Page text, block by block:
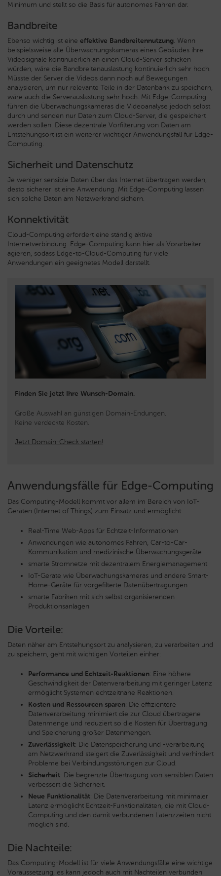
Minimum und stellt so die Basis für autonomes Fahren dar.
Bandbreite
Ebenso wichtig ist eine effektive Bandbreitennutzung. Wenn
beispielsweise alle Überwachungskameras eines Gebäudes ihre
Videosignale kontinuierlich an einen Cloud-Server schicken
würden, wäre die Bandbreitenauslastung kontinuierlich sehr hoch.
Müsste der Server die Videos dann noch auf Bewegungen
analysieren, um nur relevante Teile in der Datenbank zu speichern,
wäre auch die Serverauslastung sehr hoch. Mit Edge-Computing
führen die Überwachungskameras die Videoanalyse jedoch selbst
durch und senden nur Daten zum Cloud-Server, die gespeichert
werden sollen. Diese dezentrale Vorfilterung von Daten am
Entstehungsort ist ein weiterer wichtiger Anwendungsfall für Edge-
Computing.
Sicherheit und Datenschutz
Je weniger sensible Daten über das Internet übertragen werden,
desto sicherer ist eine Anwendung. Mit Edge-Computing lassen
sich solche Daten am Netzwerkrand sichern.
Konnektivität
Cloud-Computing erfordert eine ständig aktive
Internetverbindung. Edge-Computing kann hier als Vorarbeiter
agieren, sodass Edge-to-Cloud-Computing für viele
Anwendungen ein geeignetes Modell darstellt.
Finden Sie jetzt Ihre Wunsch-Domain.
Große Auswahl an günstigen Domain-Endungen.
Keine verdeckte Kosten.
Jetzt Domain-Check starten!
Anwendungsfälle für Edge-Computing
Das Computing-Modell kommt vor allem im Bereich von IoT-
Geräten (Internet of Things) zum Einsatz und ermöglicht:
Real-Time Web-Apps für Echtzeit-Informationen
Anwendungen wie autonomes Fahren, Car-to-Car-
Kommunikation und medizinische Überwachungsgeräte
smarte Stromnetze mit dezentralem Energiemanagement
IoT-Geräte wie Überwachungskameras und andere Smart-
Home-Geräte für vorgefilterte Datenübertragungen
smarte Fabriken mit sich selbst organisierenden
Produktionsanlagen
Die Vorteile:
Daten näher am Entstehungsort zu analysieren, zu verarbeiten und
zu speichern, geht mit wichtigen Vorteilen einher:
Performance und Echtzeit-Reaktionen: Eine höhere
Geschwindigkeit der Datenverarbeitung mit geringer Latenz
ermöglicht Systemen echtzeitnahe Reaktionen.
Kosten und Ressourcen sparen: Die effizientere
Datenverarbeitung minimiert die zur Cloud übertragene
Datenmenge und reduziert so die Kosten für Übertragung
und Speicherung großer Datenmengen.
Zuverlässigkeit: Die Datenspeicherung und -verarbeitung
am Netzwerkrand steigert die Zuverlässigkeit und verhindert
Probleme bei Verbindungsstörungen zur Cloud.
Sicherheit: Die begrenzte Übertragung von sensiblen Daten
verbessert die Sicherheit.
Neue Funktionalität: Die Datenverarbeitung mit minimaler
Latenz ermöglicht Echtzeit-Funktionalitäten, die mit Cloud-
Computing und den damit verbundenen Latenzzeiten nicht
möglich sind.
Die Nachteile:
Das Computing-Modell ist für viele Anwendungsfälle eine wichtige
Voraussetzung, es kann jedoch auch mit Nachteilen verbunden